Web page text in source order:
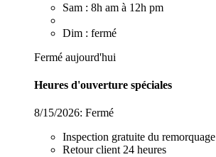
Sam : 8h am à 12h pm
Dim : fermé
Fermé aujourd'hui
Heures d'ouverture spéciales
8/15/2026: Fermé
Inspection gratuite du remorquage
Retour client 24 heures